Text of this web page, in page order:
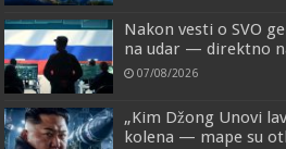
Nakon vesti o SVO
na udar — direktno
07/08/2026
„Kim Džong Unovi
kolena — mape su